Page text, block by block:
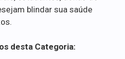
blindar sua saúde
desta Categoria: